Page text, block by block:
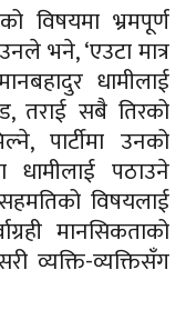
भ्रमपूर्ण
भने, ‘एउटा मात्र
धामीलाई
तराई सबै तिरको
पार्टीमा उनको
धामीलाई पठाउने
विषयलाई
मानसिकताको
व्यक्ति-व्यक्तिसँग